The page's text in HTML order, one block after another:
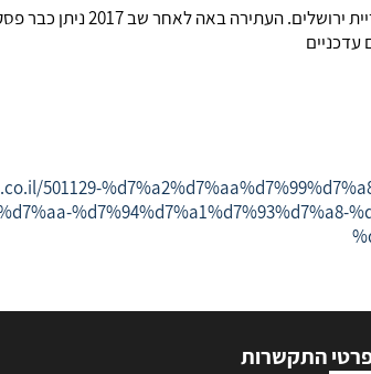
שב 2017 ניתן כבר פסק דין חשוב בעתירתו של
עדכניים
501129-
%d7%94%d7%a1%d7%93%d7%a8-
התקשרות